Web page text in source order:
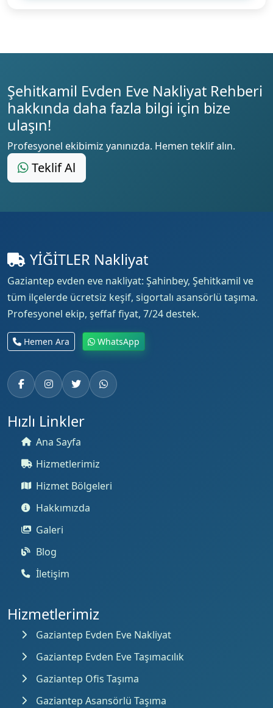
Şehitkamil Evden Eve Nakliyat Rehberi
hakkında daha fazla bilgi için bize
ulaşın!
Profesyonel ekibimiz yanınızda. Hemen teklif alın.
Teklif Al
YİĞİTLER Nakliyat
Gaziantep evden eve nakliyat: Şahinbey, Şehitkamil ve
tüm ilçelerde ücretsiz keşif, sigortalı asansörlü taşıma.
Profesyonel ekip, şeffaf fiyat, 7/24 destek.
Hemen Ara WhatsApp
Hızlı Linkler
Ana Sayfa
Hizmetlerimiz
Hizmet Bölgeleri
Hakkımızda
Galeri
Blog
İletişim
Hizmetlerimiz
Gaziantep Evden Eve Nakliyat
Gaziantep Evden Eve Taşımacılık
Gaziantep Ofis Taşıma
Gaziantep Asansörlü Taşıma